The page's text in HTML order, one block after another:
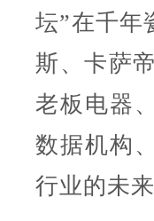
坛”在千年
斯、卡萨
老板电器
数据机构
行业的未